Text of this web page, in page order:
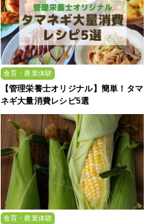
食育・農業体験
【管理栄養士オリジナル】簡単！タマ
ネギ大量消費レシピ5選
食育・農業体験